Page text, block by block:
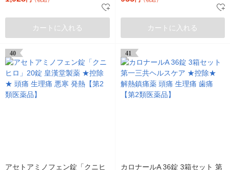
カートに入れる カートに入れる
40
アセトアミノフェン錠「クニヒ
41
カロナールA 36錠 3箱セット 第